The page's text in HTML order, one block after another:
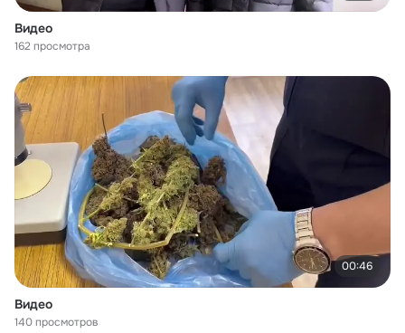
Видео
162 просмотра
00:46
Видео
140 просмотров